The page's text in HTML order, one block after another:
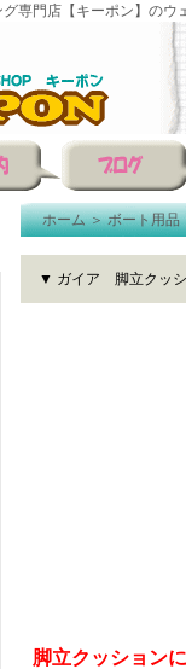
専門店【キーポン】のウ
ホーム＞ボート用品
▼ ガイア 脚立クッ
脚立クッション